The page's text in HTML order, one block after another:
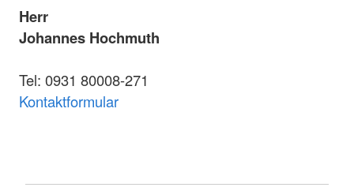
Herr
Johannes Hochmuth
Tel: 0931 80008-271
Kontaktformular